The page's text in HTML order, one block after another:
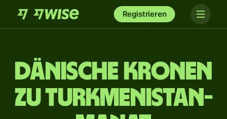
Registrieren
Dänische Kronen
zu Turkmenistan-